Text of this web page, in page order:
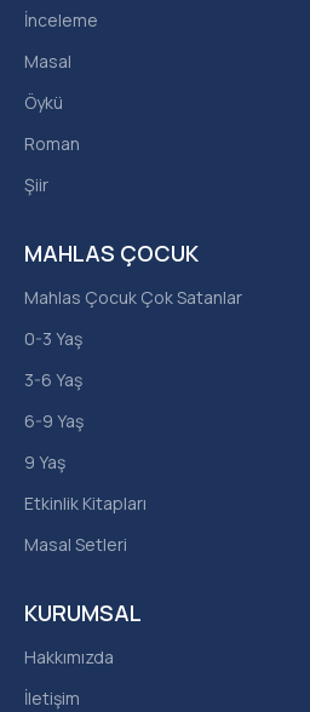
KURUMSAL
Hakkımızda
İletişim
MAHLAS ÇOCUK
Mahlas Çocuk Çok Satanlar
0-3 Yaş
3-6 Yaş
6-9 Yaş
9 Yaş
Etkinlik Kitapları
Masal Setleri
İnceleme
Masal
Öykü
Roman
Şiir